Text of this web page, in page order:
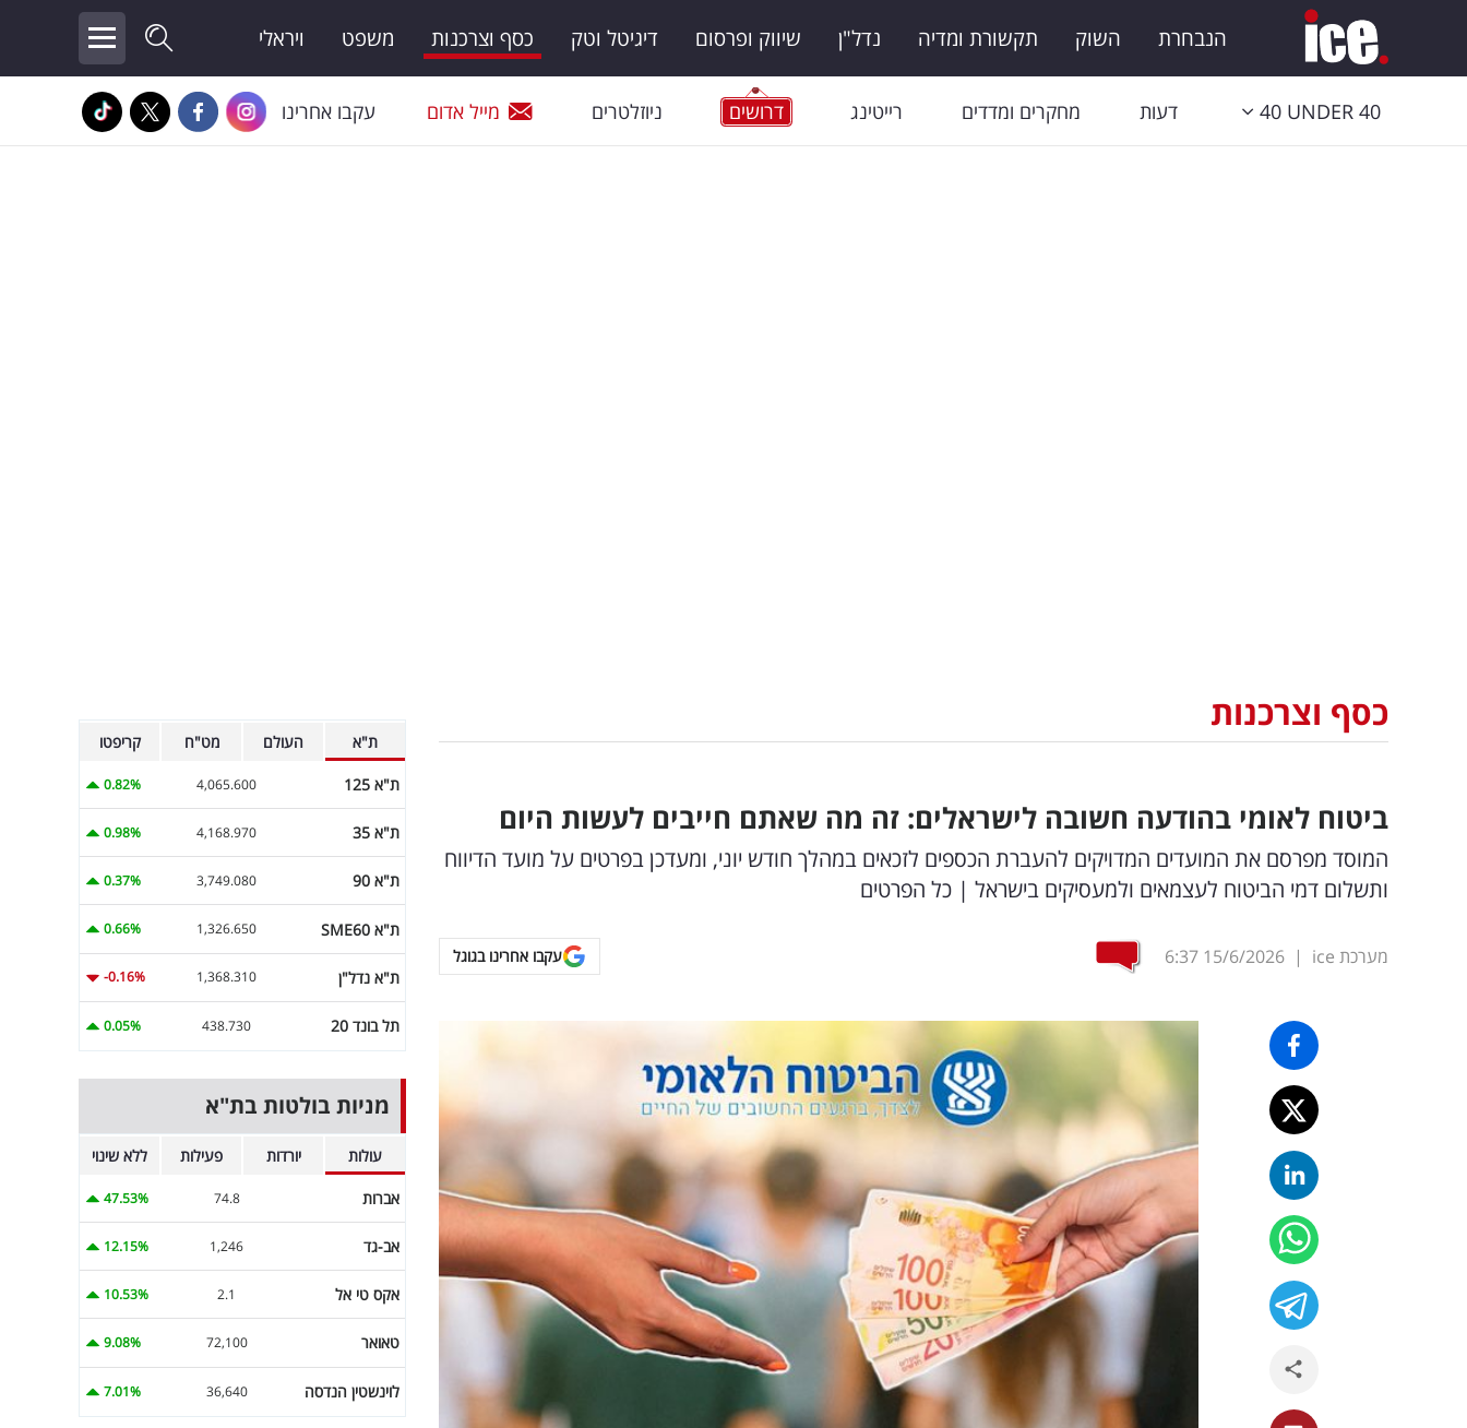
הנבחרת השוק תקשורת ומדיה נדל"ן שיווק ופרסום דיגיטל וטק כסף וצרכנות משפט ויראלי
40 UNDER 40 דעות מחקרים ומדדים רייטינג דרושים ניוזלטרים מייל אדום עקבו אחרינו
כסף וצרכנות
ביטוח לאומי בהודעה חשובה לישראלים: זה מה שאתם חייבים לעשות היום
המוסד מפרסם את המועדים המדויקים להעברת הכספים לזכאים במהלך חודש יוני, ומעדכן בפרטים על מועד הדיווח
ותשלום דמי הביטוח לעצמאים ולמעסיקים בישראל | כל הפרטים
מערכת ice |
15/6/2026
6:37 עקבו אחרינו בגוגל
ת"א העולם מט"ח קריפטו
ת"א 125 4,065.600
0.82%
ת"א 35 4,168.970
0.98%
ת"א 90 3,749.080
0.37%
ת"א SME60 1,326.650
0.66%
ת"א נדל"ן 1,368.310
-0.16%
תל בונד 20 438.730
0.05%
מניות בולטות בת"א
עולות יורדות פעילות ללא שינוי
אברות 74.8
47.53%
אב-גד 1,246
12.15%
אקס טי אל 2.1
10.53%
טאואר 72,100
9.08%
לוינשטין הנדסה 36,640
7.01%